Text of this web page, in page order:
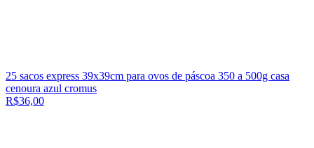
25 sacos express 39x39cm para ovos de páscoa 350 a 500g casa
cenoura azul cromus
R$36,00